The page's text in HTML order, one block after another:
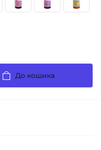
До кошика